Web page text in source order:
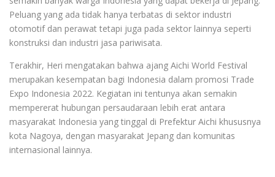
Peluang yang ada tidak hanya terbatas di sektor industri
otomotif dan perawat tetapi juga pada sektor lainnya seperti
konstruksi dan industri jasa pariwisata.
Terakhir, Heri mengatakan bahwa ajang Aichi World Festival
merupakan kesempatan bagi Indonesia dalam promosi Trade
Expo Indonesia 2022. Kegiatan ini tentunya akan semakin
mempererat hubungan persaudaraan lebih erat antara
masyarakat Indonesia yang tinggal di Prefektur Aichi khususnya
kota Nagoya, dengan masyarakat Jepang dan komunitas
internasional lainnya.